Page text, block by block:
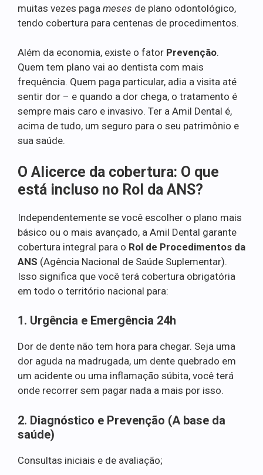
muitas vezes paga meses de plano odontológico,
tendo cobertura para centenas de procedimentos.
Além da economia, existe o fator Prevenção.
Quem tem plano vai ao dentista com mais
frequência. Quem paga particular, adia a visita até
sentir dor – e quando a dor chega, o tratamento é
sempre mais caro e invasivo. Ter a Amil Dental é,
acima de tudo, um seguro para o seu patrimônio e
sua saúde.
O Alicerce da cobertura: O que
está incluso no Rol da ANS?
Independentemente se você escolher o plano mais
básico ou o mais avançado, a Amil Dental garante
cobertura integral para o Rol de Procedimentos da
ANS (Agência Nacional de Saúde Suplementar).
Isso significa que você terá cobertura obrigatória
em todo o território nacional para:
1. Urgência e Emergência 24h
Dor de dente não tem hora para chegar. Seja uma
dor aguda na madrugada, um dente quebrado em
um acidente ou uma inflamação súbita, você terá
onde recorrer sem pagar nada a mais por isso.
2. Diagnóstico e Prevenção (A base da
saúde)
Consultas iniciais e de avaliação;